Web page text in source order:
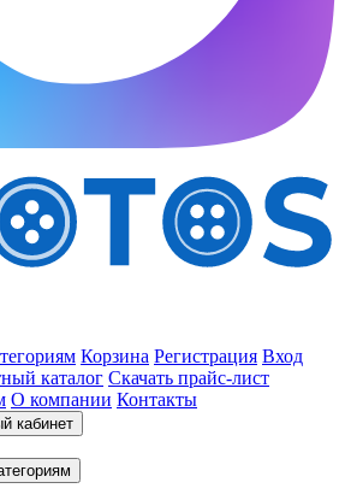
Корзина Регистрация Вход
каталог Скачать прайс-лист
О компании Контакты
кабинет